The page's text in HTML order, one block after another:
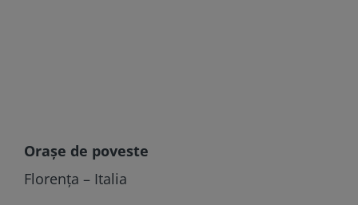
Orașe de poveste
Florența – Italia